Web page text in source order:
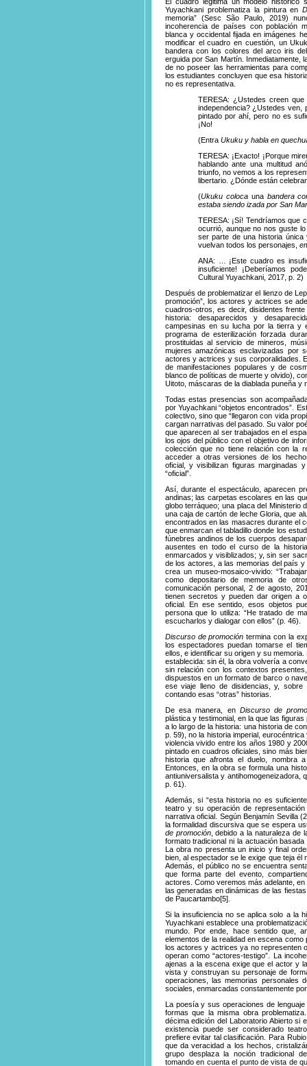
Yuyachkani problematiza la pintura en
memoria” (Sesc São Paulo, 2019)
incoherencia de países con población
blanca y occidental fijada en imágenes
modificar el cuadro en cuestión, un
bandera con los colores del arco iris
erguida por San Martín. Inmediatamente,
de no poseer las herramientas para
los estudiantes concluyen que esa
no es representativa.
TERESA: ¿Ustedes creen
independencia? ¿Ustedes ven,
pintado por ahí, pero no es
¡No!
(EntraUkuku y habla en
TERESA: ¡Exacto! ¡Porque
hablando ante una multitud
triunfo, no vemos a los
libertario. ¿Dónde están
(Ukuku coloca unabandera
estaba siendo izada por San
TERESA: ¡Sí! Tendríamos que
ocurrió, aunque no nos guste
ser parte de una historia única
vuelvan todos los personajes,
ANA: … ¡Este cuadro es
insuficiente! ¡Deberíamos
Cultural Yuyachkani, 2017, p. 2)
Después de problematizar el lienzo de
promoción”, los actores y actrices se
cuadros-otros, es decir, disidentes
historia: desaparecidos y
campesinas en su lucha por la tierra y
programa de esterilización forzada
prostituidas al servicio de mineros,
mujeres amazónicas esclavizadas por
actores y actrices y sus corporalidades.
de manifestaciones populares y de
blanco de políticas de muerte y olvido),
Uitoto, máscaras de la diablada puneña
Todas estas presencias son
por Yuyachkani “objetos encontrados”.
colectivo, sino que “llegaron con vida
cargan narrativas del pasado. Su valor
que aparecen al ser trabajados en el
los ojos del público con el objetivo de
colección que no tiene relación con la
acceder a otras versiones de los
oficial, y visibilizan figuras marginadas
“oficial”.
Así, durante el espectáculo, aparecen
andinas; las carpetas escolares en las
globo terráqueo; una placa del Ministerio
una caja de cartón de leche Gloria, que
encontrados en las masacres durante el
que enmarcan el tabladillo donde los
fúnebres andinos de los cuerpos
ausentes en todo el curso de la
enmarcados y visiblizados; y, sin ser
de los actores, a las memorias del país
crea un museo-mosaico-vivido:
como depositario de memoria de
comunicación personal, 2 de agosto,
tienen secretos y pueden dar origen a
oficial. En ese sentido, esos objetos
persona que lo utiliza: “He tratado de
escucharlos y dialogar con ellos” (p. 46).
Discurso de promocióntermina con la
los espectadores puedan tomarse el
ellos, e identificar su origen y su
establecida: sin él, la obra volvería a
sin relación con los contextos
dispuestos en un formato de barco o
ese viaje lleno de disidencias, y,
contando esas “otras” historias.
De esa manera, en Discurso de
plástica y testimonial, en la que las
a lo largo de la historia: una historia de
p. 59), no la historia imperial,
violencia vivido entre los años 1980 y
pintado en cuadros oficiales, sino más
historia que afronta el duelo, nombra
Entonces, en la obra se formula una
antiuniversalista y antihomogeneizadora,
p. 61).
Además, si “esta historia no es
teatro y su operación de
narrativa oficial. Según Benjamín Sevilla
la formalidad discursiva que se espera
de promoción, debido a la naturaleza de
formato tradicional ni la actuación
La obra no presenta un inicio y final
bien, al espectador se le exige que teja
Además, el público no se encuentra
que forma parte del evento,
actores. Como veremos más adelante,
las generadas en dinámicas de las
dePaucartambo[5].
Si la insuficiencia no se aplica solo a la
Yuyachkani establece una
mundo. Por ende, hace sentido que,
elementos de la realidad en escena
los actores y actrices ya no representen
operan como “actores-testigo”. La
ajenas a la escena exige que el actor y
vista y construyan su personaje de
operaciones, las memorias personales
sociales, enmarcadas constantemente
La poesía y sus operaciones de
formas que la misma obra
décima edición del Laboratorio Abierto si
existencia puede ser considerado
prefiere evitar tal clasificación. Para
que da veracidad a los hechos,
grupo desplaza la noción tradicional
tomando en cuenta el punto de vista de